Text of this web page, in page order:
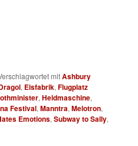
mitAshbury
, Eisfabrik,Flugplatz
,Heldmaschine,
Festival,Manntra,Melotron,
Emotions,Subway to Sally,